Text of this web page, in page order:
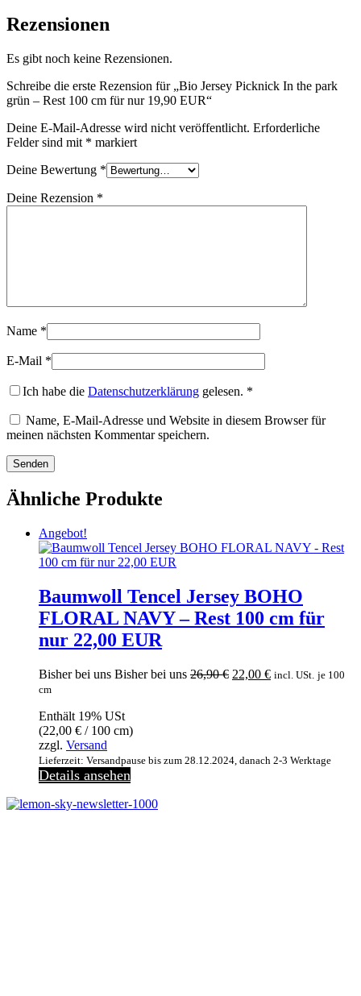
Rezensionen
Es gibt noch keine Rezensionen.
Schreibe die erste Rezension für „Bio Jersey Picknick In the park
grün – Rest 100 cm für nur 19,90 EUR“
Deine E-Mail-Adresse wird nicht veröffentlicht. Erforderliche
Felder sind mit * markiert
Deine Bewertung *
Deine Rezension *
Name *
E-Mail *
Ich habe die Datenschutzerklärung gelesen. *
Name, E-Mail-Adresse und Website in diesem Browser für
meinen nächsten Kommentar speichern.
Ähnliche Produkte
Angebot!
Baumwoll Tencel Jersey BOHO
FLORAL NAVY – Rest 100 cm für
nur 22,00 EUR
Bisher bei uns Bisher bei uns 26,90€ Ursprünglicher
22,00 €Aktueller
incl. USt. je 100
cm
Enthält 19% USt
(22,00 € / 100 cm)
zzgl. Versand
Lieferzeit: Versandpause bis zum 28.12.2024, danach 2-3 Werktage
Details ansehen